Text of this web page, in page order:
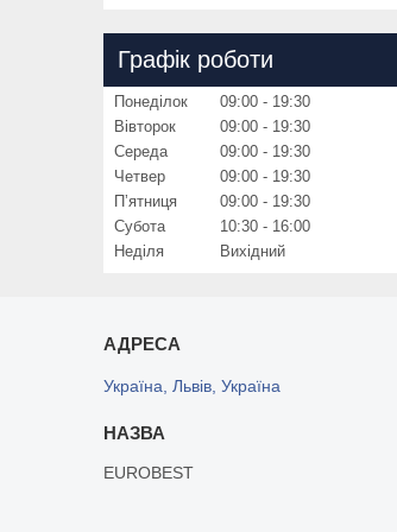
Графік роботи
Понеділок 09:00
19:30
Вівторок
09:00
19:30
Середа
09:00
19:30
Четвер
09:00
19:30
Пʼятниця
09:00
19:30
Субота
10:30
16:00
Неділя
Вихідний
Україна, Львів, Україна
EUROBEST